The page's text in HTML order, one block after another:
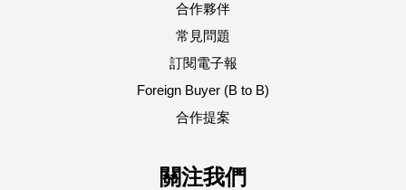
合作夥伴
常見問題
訂閱電子報
Foreign Buyer (B to B)
合作提案
關注我們